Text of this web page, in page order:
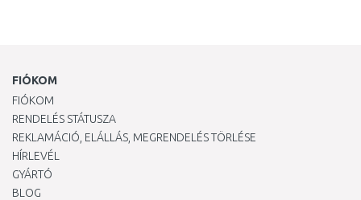
FIÓKOM
FIÓKOM
RENDELÉS STÁTUSZA
REKLAMÁCIÓ, ELÁLLÁS, MEGRENDELÉS TÖRLÉSE
HÍRLEVÉL
GYÁRTÓ
BLOG